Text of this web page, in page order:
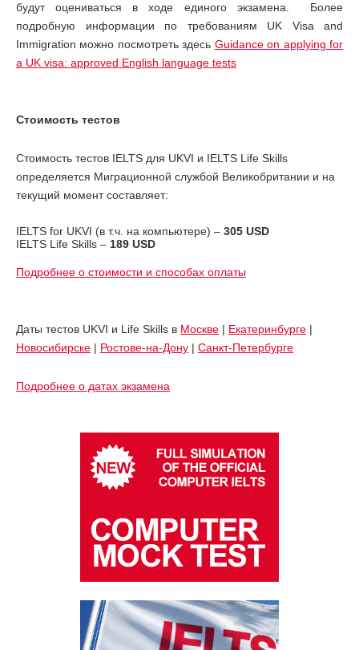
будут оцениваться в ходе единого экзамена. Более
подробную информации по требованиям UK Visa and
Immigration можно посмотреть здесь Guidance on applying for
a UK visa: approved English language tests
Стоимость тестов
Стоимость тестов IELTS для UKVI и IELTS Life Skills
определяется Миграционной службой Великобритании и на
текущий момент составляет:
IELTS for UKVI (в т.ч. на компьютере) – 305 USD
IELTS Life Skills – 189 USD
Подробнее о стоимости и способах оплаты
Даты тестов UKVI и Life Skills в Москве | Екатеринбурге |
Новосибирске | Ростове-на-Дону | Санкт-Петербурге
Подробнее о датах экзамена